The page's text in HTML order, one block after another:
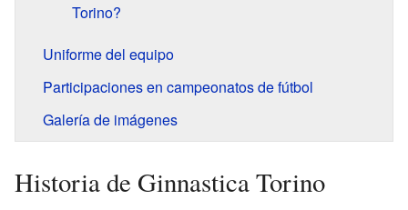
Torino?
Uniforme del equipo
Participaciones en campeonatos de fútbol
Galería de imágenes
Historia de Ginnastica Torino